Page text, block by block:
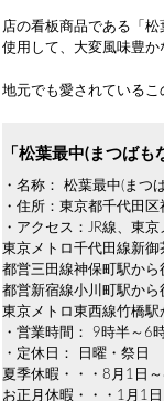
店の看板商品である「
使用して、大変風味豊か
地元でも愛されているこ
「松葉最中(まつばも
・名称： 松葉最中(まつ
・住所：東京都千代田
・アクセス：JR線、東
東京メトロ千代田線新
都営三田線神保町駅から
都営新宿線小川町駅か
東京メトロ東西線竹橋駅
・営業時間： 9時半～6
・定休日： 日曜・祭日
夏季休暇・・・8月1日
お正月休暇・・・1月1日